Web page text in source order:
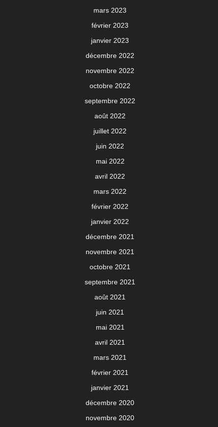
mars 2023
février 2023
janvier 2023
décembre 2022
novembre 2022
octobre 2022
septembre 2022
août 2022
juillet 2022
juin 2022
mai 2022
avril 2022
mars 2022
février 2022
janvier 2022
décembre 2021
novembre 2021
octobre 2021
septembre 2021
août 2021
juin 2021
mai 2021
avril 2021
mars 2021
février 2021
janvier 2021
décembre 2020
novembre 2020